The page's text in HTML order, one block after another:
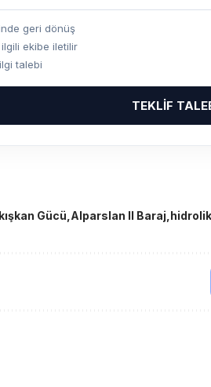
geri dönüş
ekibe iletilir
talebi
TEKLIF
Gücü Alparslan II Baraj